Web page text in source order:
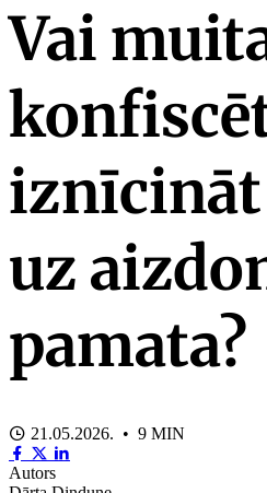
Vai
iznīcināt
uz
pamata?
21.05.2026. • 9 MIN
Autors